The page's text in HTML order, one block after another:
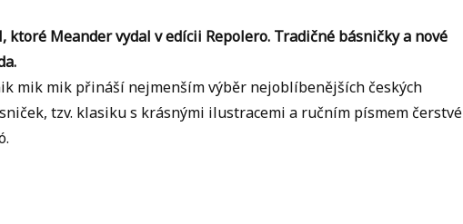
ktoré Meander vydal v edícii Repolero. Tradičné básničky a nové
mik mik přináší nejmenším výběr nejoblíbenějších českých
tzv. klasiku s krásnými ilustracemi a ručním písmem čerstvé